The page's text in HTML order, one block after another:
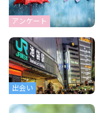
アンケート
出会い